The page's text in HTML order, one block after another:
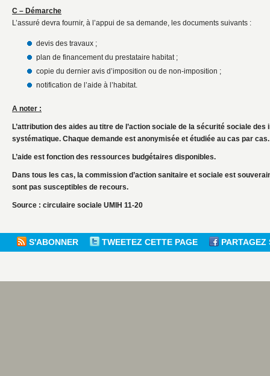
C – Démarche
L’assuré devra fournir, à l’appui de sa demande, les documents suivants :
devis des travaux ;
plan de financement du prestataire habitat ;
copie du dernier avis d’imposition ou de non-imposition ;
notification de l’aide à l’habitat.
A noter :
L’attribution des aides au titre de l’action sociale de la sécurité sociale des
systématique. Chaque demande est anonymisée et étudiée au cas par cas.
L’aide est fonction des ressources budgétaires disponibles.
Dans tous les cas, la commission d’action sanitaire et sociale est
sont pas susceptibles de recours.
Source : circulaire sociale UMIH 11-20
S'ABONNER TWEETEZ CETTE PAGE PARTAGEZ